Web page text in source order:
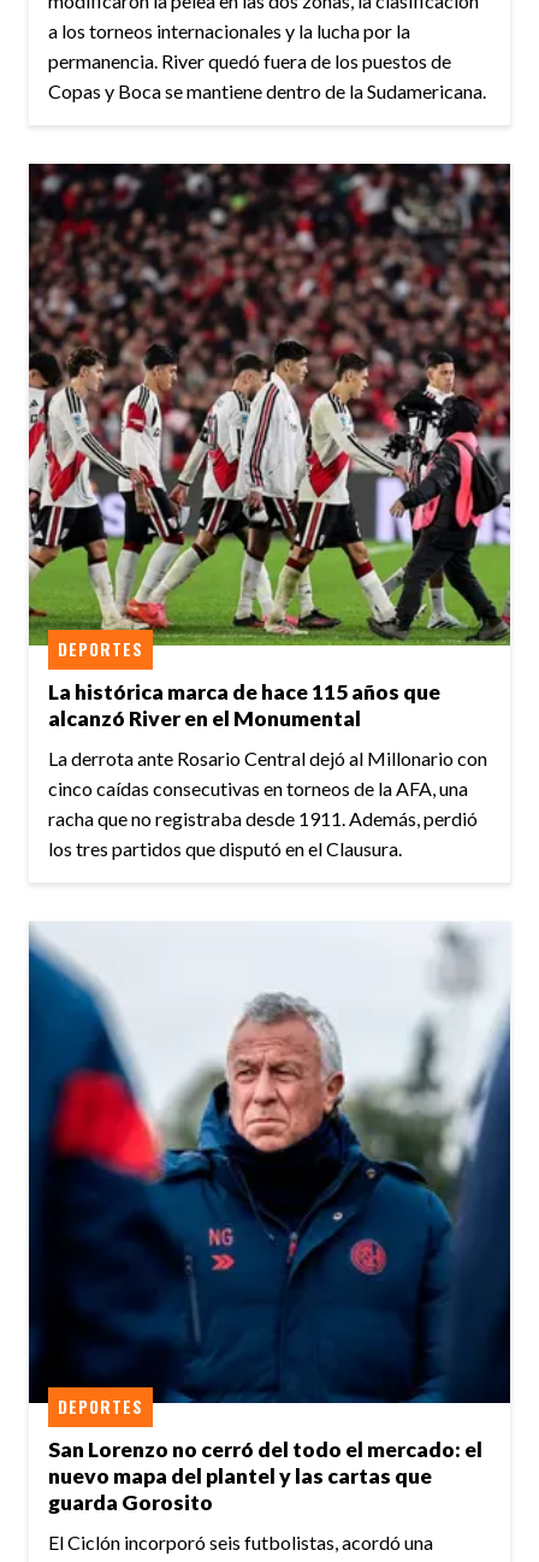
a los torneos internacionales y la lucha por la
permanencia. River quedó fuera de los puestos de
Copas y Boca se mantiene dentro de la Sudamericana.
La histórica marca de hace 115 años que
alcanzó River en el Monumental
DEPORTES
La derrota ante Rosario Central dejó al Millonario con
cinco caídas consecutivas en torneos de la AFA, una
racha que no registraba desde 1911. Además, perdió
los tres partidos que disputó en el Clausura.
San Lorenzo no cerró del todo el mercado: el
nuevo mapa del plantel y las cartas que
guarda Gorosito
DEPORTES
El Ciclón incorporó seis futbolistas, acordó una